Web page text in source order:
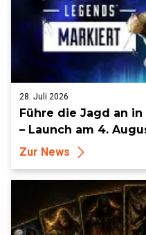
28. Juli 2026
Führe die Jagd an
– Launch am 4.
Zur News